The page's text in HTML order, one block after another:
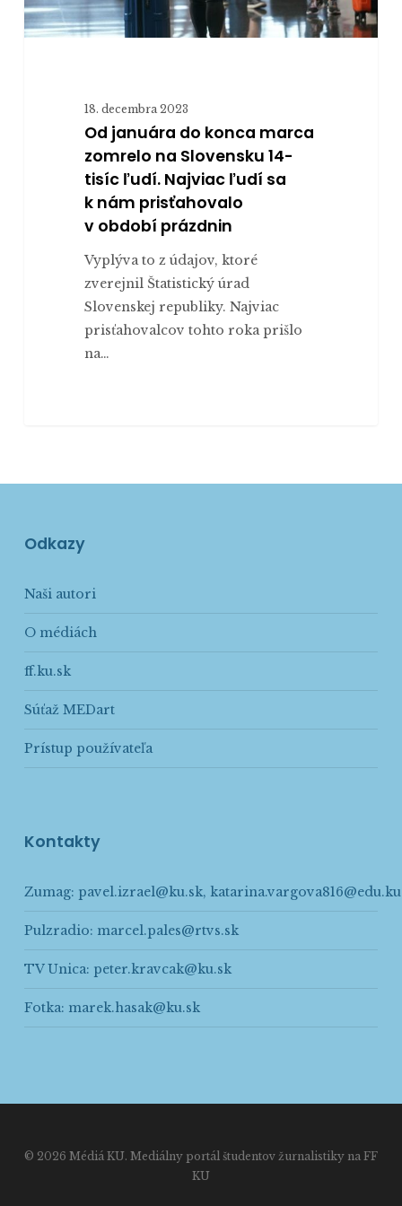
tisíc
prisťahovalo
18. decembra 2023
Od januára do konca marca
zomrelo na Slovensku 14-
tisíc ľudí. Najviac ľudí sa
k nám prisťahovalo
v období prázdnin
Vyplýva to z údajov, ktoré
zverejnil Štatistický úrad
Slovenskej republiky. Najviac
prisťahovalcov tohto roka prišlo
na…
Odkazy
Naši autori
O médiách
ff.ku.sk
Súťaž MEDart
Prístup používateľa
Kontakty
Zumag: pavel.izrael@ku.sk,
Pulzradio: marcel.pales@rtvs.sk
TV Unica: peter.kravcak@ku.sk
Fotka: marek.hasak@ku.sk
© 2026 Médiá KU. Mediálny portál študentov žurnalistiky na FF
KU